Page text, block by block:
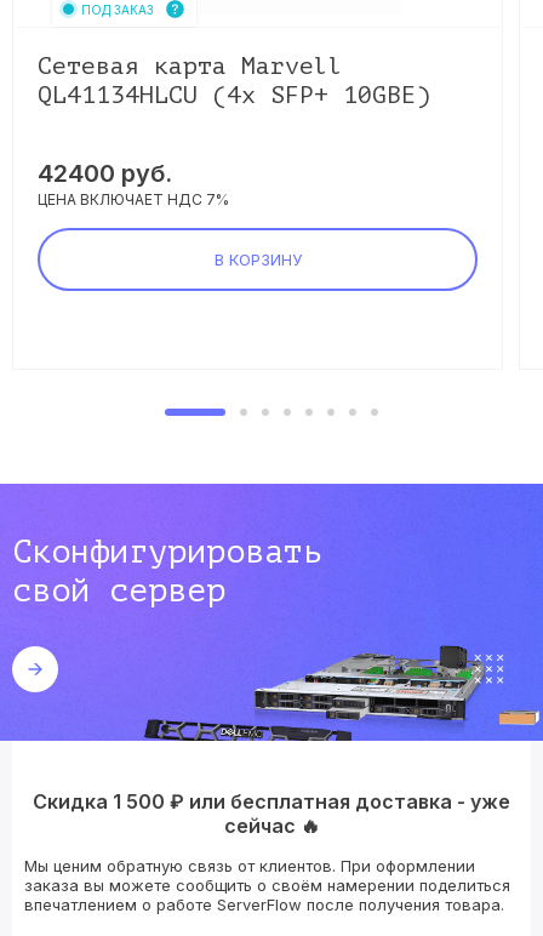
ПОД ЗАКАЗ
Сетевая карта Marvell
QL41134HLCU (4x SFP+ 10GBE)
42400 руб.
ЦЕНА ВКЛЮЧАЕТ НДС 7%
В КОРЗИНУ
Сконфигурировать
свой сервер
Скидка 1 500 ₽ или бесплатная доставка - уже
сейчас 🔥
Мы ценим обратную связь от клиентов. При оформлении
заказа вы можете сообщить о своём намерении поделиться
впечатлением о работе ServerFlow после получения товара.